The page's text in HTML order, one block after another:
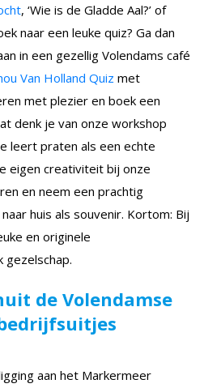
, ‘Wie is de Gladde Aal?’ of
naar een leuke quiz? Ga dan
in een gezellig Volendams café
Van Holland Quiz met
met plezier en boek een
denk je van onze workshop
leert praten als een echte
eigen creativiteit bij onze
en neem een prachtig
huis als souvenir. Kortom: Bij
en originele
de Volendamse
aan het Markermeer